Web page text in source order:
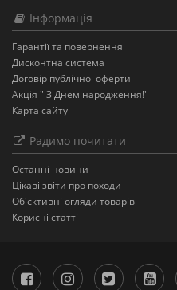
Інформація
Гарантії та повернення
Дисконтна система
Договір публічної оферти
Акція " З Днем народження!"
Карта сайту
Радимо почитати
Останнi новини
Цікаві звіти про походи
Об'єктивні огляди товарів
Корисні статті